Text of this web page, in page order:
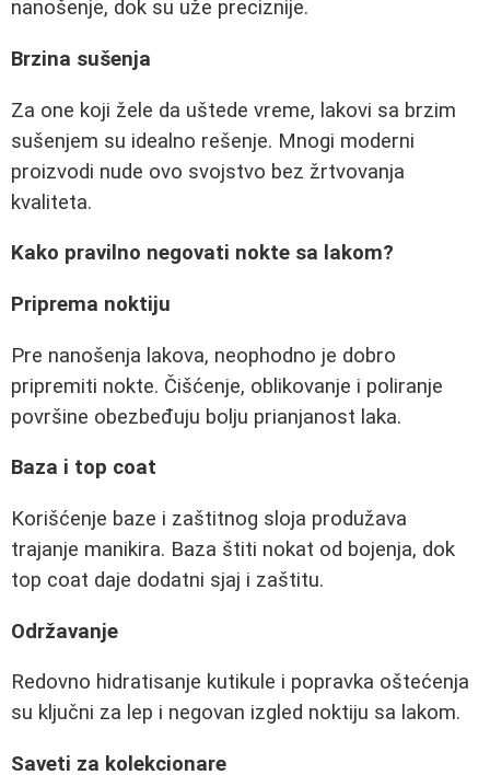
nanošenje, dok su uže preciznije.
Brzina sušenja
Za one koji žele da uštede vreme, lakovi sa brzim
sušenjem su idealno rešenje. Mnogi moderni
proizvodi nude ovo svojstvo bez žrtvovanja
kvaliteta.
Kako pravilno negovati nokte sa lakom?
Priprema noktiju
Pre nanošenja lakova, neophodno je dobro
pripremiti nokte. Čišćenje, oblikovanje i poliranje
površine obezbeđuju bolju prianjanost laka.
Baza i top coat
Korišćenje baze i zaštitnog sloja produžava
trajanje manikira. Baza štiti nokat od bojenja, dok
top coat daje dodatni sjaj i zaštitu.
Održavanje
Redovno hidratisanje kutikule i popravka oštećenja
su ključni za lep i negovan izgled noktiju sa lakom.
Saveti za kolekcionare